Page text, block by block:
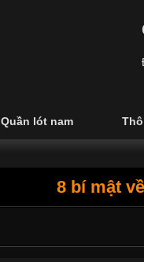
Quần lót nam
8 bí mật